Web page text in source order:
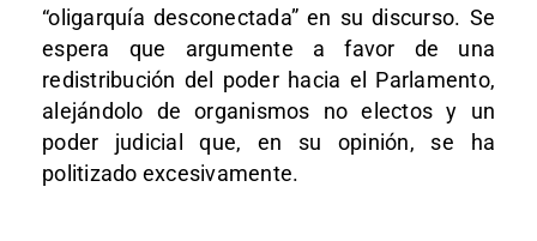
“oligarquía desconectada” en su discurso. Se
espera que argumente a favor de una
redistribución del poder hacia el Parlamento,
alejándolo de organismos no electos y un
poder judicial que, en su opinión, se ha
politizado excesivamente.